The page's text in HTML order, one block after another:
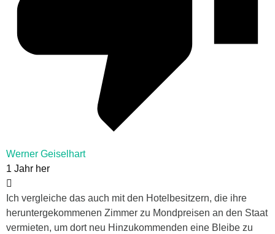
Werner Geiselhart
1 Jahr her
Ich vergleiche das auch mit den Hotelbesitzern, die ihre
heruntergekommenen Zimmer zu Mondpreisen an den Staat
vermieten, um dort neu Hinzukommenden eine Bleibe zu